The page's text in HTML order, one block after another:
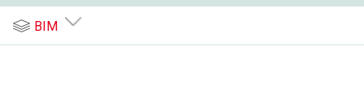
BIM